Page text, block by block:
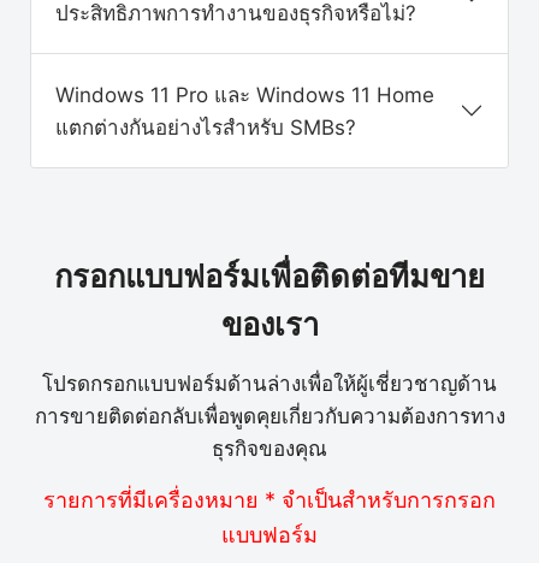
ประสิทธิภาพการทำงานของธุรกิจหรือไม่?
Windows 11 Pro และ Windows 11 Home
แตกต่างกันอย่างไรสำหรับ SMBs?
กรอกแบบฟอร์มเพื่อติดต่อทีมขาย
ของเรา
โปรดกรอกแบบฟอร์มด้านล่างเพื่อให้ผู้เชี่ยวชาญด้าน
การขายติดต่อกลับเพื่อพูดคุยเกี่ยวกับความต้องการทาง
ธุรกิจของคุณ
รายการที่มีเครื่องหมาย * จำเป็นสำหรับการกรอก
แบบฟอร์ม